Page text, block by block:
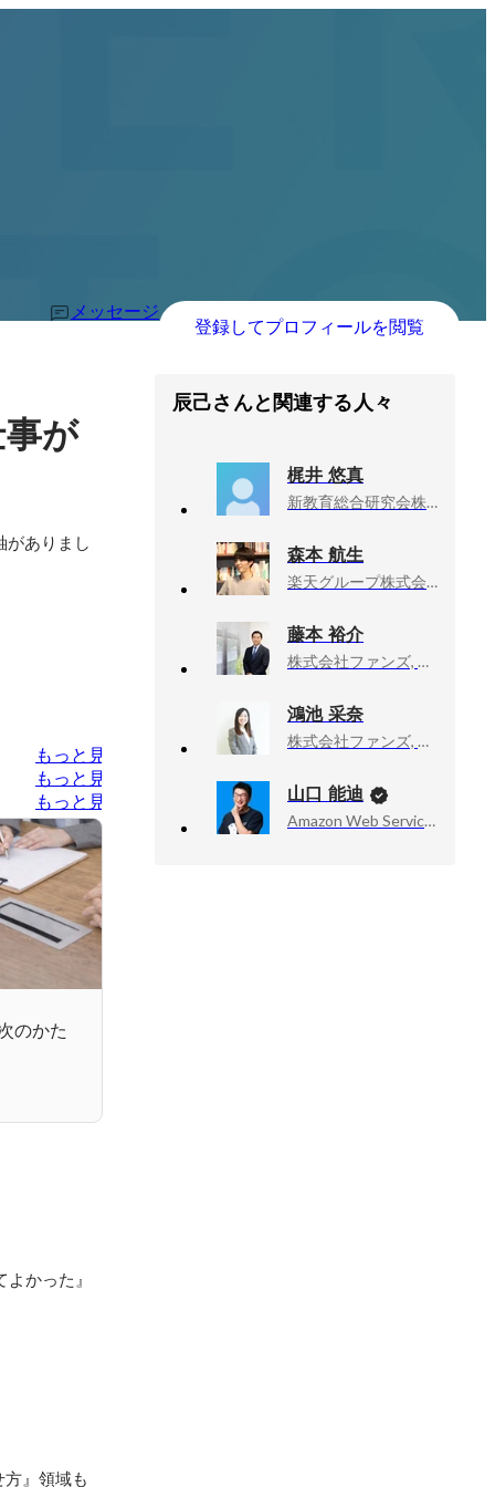
メッセージ
登録してプロフィールを閲覧
が
がありまし
もっと見る
もっと見る
もっと見る
のかた
かった』
』領域も
辰己さんと関連する人々
梶井 悠真
新教育総合研究会株式会社, アルバイト
森本 航生
楽天グループ株式会社, 顧客戦略部
藤本 裕介
株式会社ファンズ, 代表取締役
鴻池 采奈
株式会社ファンズ, 新卒採用コンサルティング 主任
山口 能迪
Amazon Web Services, Inc., Senior Developer Advocate